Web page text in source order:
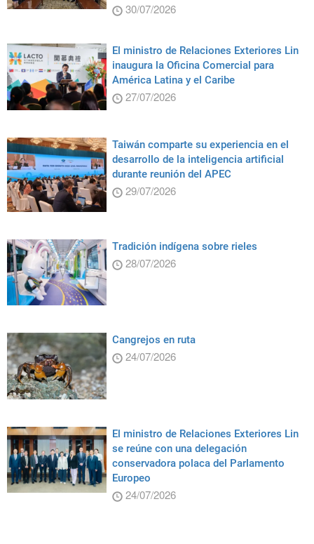
30/07/2026
El ministro de Relaciones Exteriores Lin
inaugura la Oficina Comercial para
América Latina y el Caribe
27/07/2026
Taiwán comparte su experiencia en el
desarrollo de la inteligencia artificial
durante reunión del APEC
29/07/2026
Tradición indígena sobre rieles
28/07/2026
Cangrejos en ruta
24/07/2026
El ministro de Relaciones Exteriores Lin
se reúne con una delegación
conservadora polaca del Parlamento
Europeo
24/07/2026